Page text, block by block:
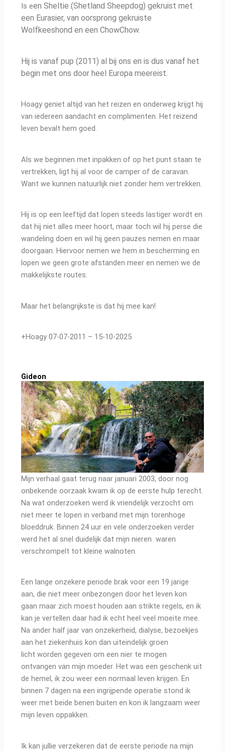
Is een Sheltie (Shetland Sheepdog) gekruist met
een Eurasier, van oorsprong gekruiste
Wolfkeeshond en een ChowChow.
Hij is vanaf pup (2011) al bij ons en is dus vanaf het
begin met ons door heel Europa meereist.
Hoagy geniet altijd van het reizen en onderweg krijgt hij
van iedereen aandacht en complimenten. Het reizend
leven bevalt hem goed.
Als we beginnen met inpakken of op het punt staan te
vertrekken, ligt hij al voor de camper of de caravan.
Want we kunnen natuurlijk niet zonder hem vertrekken.
Hij is op een leeftijd dat lopen steeds lastiger wordt en
dat hij niet alles meer hoort, maar toch wil hij perse die
wandeling doen en wil hij geen pauzes nemen en maar
doorgaan.Hiervoor nemen we hem in bescherming en
lopen we geen grote afstanden meer en nemen we de
makkelijkste routes.
Maar het belangrijkste is dat hij mee kan!
+Hoagy 07-07-2011 – 15-10-2025
Gideon
Mijn verhaal gaat terug naar januari 2003, door nog
onbekende oorzaak kwam ik op de eerste hulp terecht.
Na wat onderzoeken werd ik vriendelijk verzocht om
niet meer te lopen in verband met mijn torenhoge
bloeddruk. Binnen 24 uur en vele onderzoeken verder
werd het al snel duidelijk dat mijn nieren waren
verschrompelt tot kleine walnoten.
Een lange onzekere periode brak voor een 19 jarige
aan, die niet meer onbezongen door het leven kon
gaan maar zich moest houden aan strikte regels, en ik
kan je vertellen daar had ik echt heel veel moeite mee.
Na ander half jaar van onzekerheid, dialyse, bezoekjes
aan het ziekenhuis kon dan uiteindelijk groen
licht worden gegeven om een nier te mogen
ontvangen van mijn moeder. Het was een geschenk uit
de hemel, ik zou weer een normaal leven krijgen. En
binnen 7 dagen na een ingrijpende operatie stond ik
weer met beide benen buiten en kon ik langzaam weer
mijn leven oppakken.
Ik kan jullie verzekeren dat de eerste periode na mijn